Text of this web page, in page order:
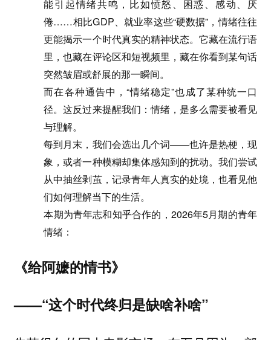
能引起情绪共鸣，比如愤怒、困惑、感动、厌
倦……相比GDP、就业率这些“硬数据”，情绪往往
更能揭示一个时代真实的精神状态。它藏在流行语
里，也藏在评论区和短视频里，藏在你看到某句话
突然皱眉或舒展的那一瞬间。
而在各种通告中，“情绪稳定”也成了某种统一口
径。这反过来提醒我们：情绪，是多么需要被看见
与理解。
每到月末，我们会选出几个词——也许是热梗，现
象，或者一种模糊却集体感知到的扰动。我们尝试
从中抽丝剥茧，记录青年人真实的处境，也看见他
们如何理解当下的生活。
本期为青年志和知乎合作的，2026年5月期的青年
情绪：
《给阿嬷的情书》
——“这个时代终归是缺啥补啥”